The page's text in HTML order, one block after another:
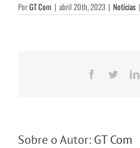
PorGT Com | abril 20th, 2023 | Notícias |
Facebook
Twitter
Sobre o Autor: GT Com